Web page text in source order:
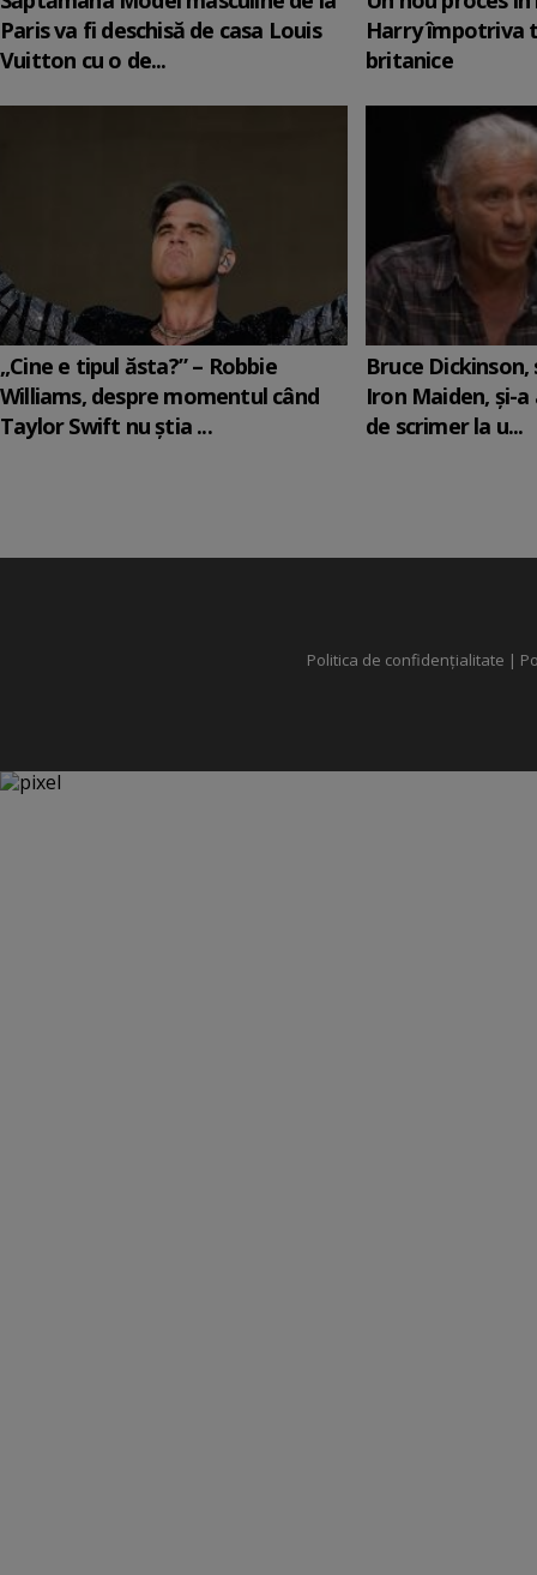
Paris va fi deschisă de casa Louis
Vuitton cu o de...
Harry împotriva
britanice
„Cine e tipul ăsta?” – Robbie
Williams, despre momentul când
Taylor Swift nu știa ...
Bruce
Iron Maiden, şi-
de scrimer la u...
Politica de confidențialitate |